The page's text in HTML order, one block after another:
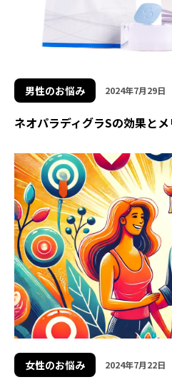
男性のお悩み 2024年7月29日
ネオパラディグラSの効果と
女性のお悩み 2024年7月22日